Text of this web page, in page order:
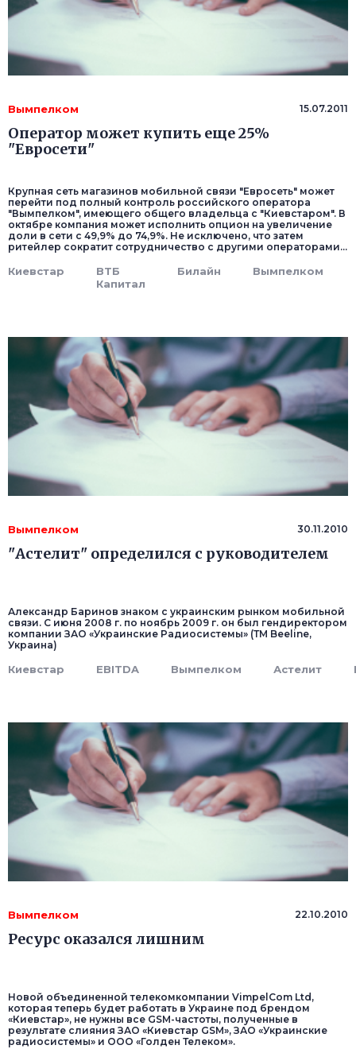
Вымпелком 15.07.2011
Оператор может купить еще 25%
"Евросети"
Крупная сеть магазинов мобильной связи "Евросеть" может
перейти под полный контроль российского оператора
"Вымпелком", имеющего общего владельца с "Киевстаром". В
октябре компания может исполнить опцион на увеличение
доли в сети с 49,9% до 74,9%. Не исключено, что затем
ритейлер сократит сотрудничество с другими операторами...
Киевстар
ВТБ
Капитал
Билайн Вымпелком
Вымпелком 30.11.2010
"Астелит" определился с руководителем
Александр Баринов знаком с украинским рынком мобильной
связи. С июня 2008 г. по ноябрь 2009 г. он был гендиректором
компании ЗАО «Украинские Радиосистемы» (ТМ Beeline,
Украина)
Киевстар EBITDA Вымпелком Астелит
Вымпелком 22.10.2010
Ресурс оказался лишним
Новой объединенной телекомкомпании VimpelCom Ltd,
которая теперь будет работать в Украине под брендом
«Киевстар», не нужны все GSM-частоты, полученные в
результате слияния ЗАО «Киевстар GSM», ЗАО «Украинские
радиосистемы» и ООО «Голден Телеком».